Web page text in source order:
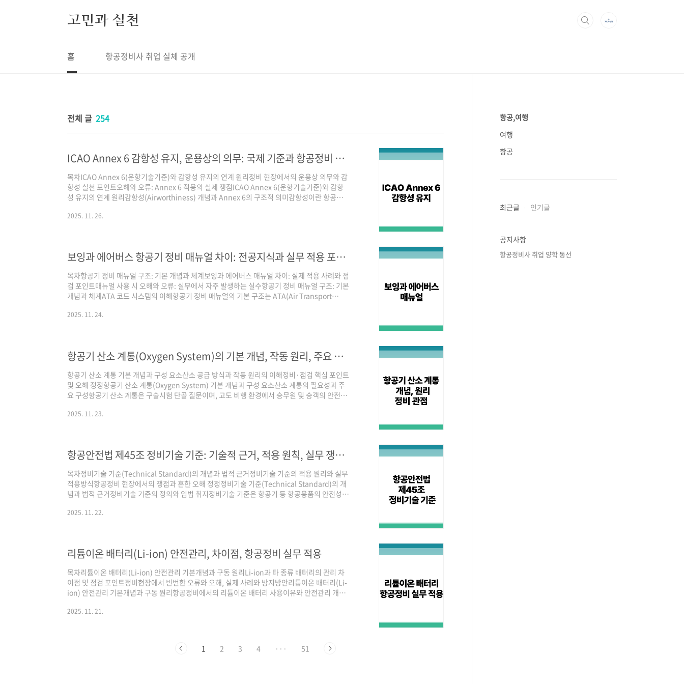
고민과 실천
홈 항공정비사 취업 실체 공개
전체 글 254
ICAO Annex 6 감항성 유지, 운용상의 의무: 국제 기준과 항공정비 실무의 접점
목차ICAO Annex 6(운항기술기준)와 감항성 유지의 연계 원리정비 현장에서의 운용상 의무와 감
항성 실천 포인트오해와 오류: Annex 6 적용의 실제 쟁점ICAO Annex 6(운항기술기준)와 감항
성 유지의 연계 원리감항성(Airworthiness) 개념과 Annex 6의 구조적 의미감항성이란 항공기가
Annex 6은 국제항공기구(ICAO)가 각국 운용자에게 요구하는 최소 안전 기준으로, 감항성 유지
2025. 11. 26.
보잉과 에어버스 항공기 정비 매뉴얼 차이: 전공지식과 실무 적용 포인트
목차항공기 정비 매뉴얼 구조: 기본 개념과 체계보잉과 에어버스 매뉴얼 차이: 실제 적용 사례와 점
검 포인트매뉴얼 사용 시 오해와 오류: 실무에서 자주 발생하는 실수항공기 정비 매뉴얼 구조: 기본
개념과 체계ATA 코드 시스템의 이해항공기 정비 매뉴얼의 기본 구조는 ATA(Air Transport
표준화된 형태로 작성한다.ATA 100, ATA iSpec 2200 등이 대표적 표준이며, 정비 매뉴얼(AMM,
2025. 11. 24.
항공기 산소 계통(Oxygen System)의 기본 개념, 작동 원리, 주요 정비·점검 유의사항
항공기 산소 계통 기본 개념과 구성 요소산소 공급 방식과 작동 원리의 이해정비·점검 핵심 포인트
및 오해 정정항공기 산소 계통(Oxygen System) 기본 개념과 구성 요소산소 계통의 필요성과 주
요 구성항공기 산소 계통은 구술시험 단골 질문이며, 고도 비행 환경에서 승무원 및 승객의 안전을
객 이송이 일반적이며, 이때 기내 압력이 외부 대기압보다 낮아져 저산소증 위험이 발생한다. 이에
2025. 11. 23.
항공안전법 제45조 정비기술 기준: 기술적 근거, 적용 원칙, 실무 쟁점 분석
목차정비기술 기준(Technical Standard)의 개념과 법적 근거정비기술 기준의 적용 원리와 실무
적용방식항공정비 현장에서의 쟁점과 흔한 오해 정정정비기술 기준(Technical Standard)의 개
념과 법적 근거정비기술 기준의 정의와 입법 취지정비기술 기준은 항공기 등 항공용품의 안전성,
서 반드시 준수해야 하는 표준을 규정하며, 국내외 제조사 매뉴얼과 기준이 충돌할 때 법적 최소기
2025. 11. 22.
리튬이온 배터리(Li-ion) 안전관리, 차이점, 항공정비 실무 적용
목차리튬이온 배터리(Li-ion) 안전관리 기본개념과 구동 원리Li-ion과 타 종류 배터리의 관리 차
이점 및 점검 포인트정비현장에서 빈번한 오류와 오해, 실제 사례와 방지방안리튬이온 배터리(Li-
ion) 안전관리 기본개념과 구동 원리항공정비에서의 리튬이온 배터리 사용이유와 안전관리 개념
경량화, 대용량, 자기방전률 감소와 같은 장점 때문에 채용이 늘고 있다. 하지만 화재 및 열폭주
로 사용된다.과충전 및 과방전 방지: 리튬..
2025. 11. 21.
1 2 3 4 ··· 51
항공,여행
여행
항공
최근글 인기글
공지사항
항공정비사 취업 양학 동선